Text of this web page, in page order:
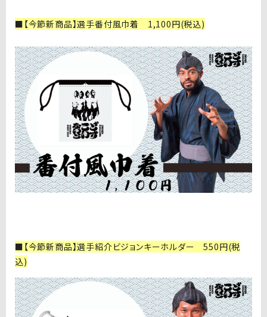
■【今節新商品】選手番付風巾着 1,100円(税込)
■【今節新商品】選手紹介ビジョンキーホルダー 550円(税
込)